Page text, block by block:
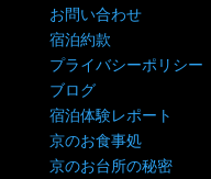
お問い合わせ
宿泊約款
プライバシーポリシー
ブログ
宿泊体験レポート
京のお食事処
京のお台所の秘密